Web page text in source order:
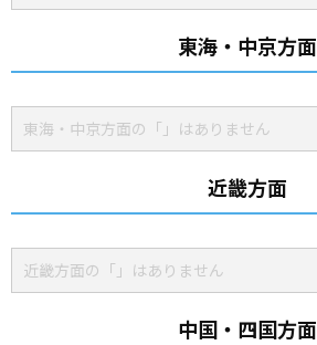
東海・中京方面
東海・中京方面の「」はありません
近畿方面
近畿方面の「」はありません
中国・四国方面